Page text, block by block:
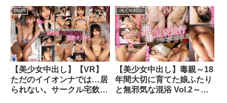
ツ穴調教2 ●っぱらうと面
倒くさい上司の娘を…
り ウエディングドレス姿
を見て恋がしたいとま○こ
のガードが緩くなった素人
娘を口説いた一部始終
8KVR
【美少女中出し】【VR】
ただのイイオンナでは…居
られない。サークル宅飲み
-沌-CHAOS-
【美少女中出し】毒親～18
年間大切に育てた娘ふたり
と無邪気な混浴 Vol.2～寝